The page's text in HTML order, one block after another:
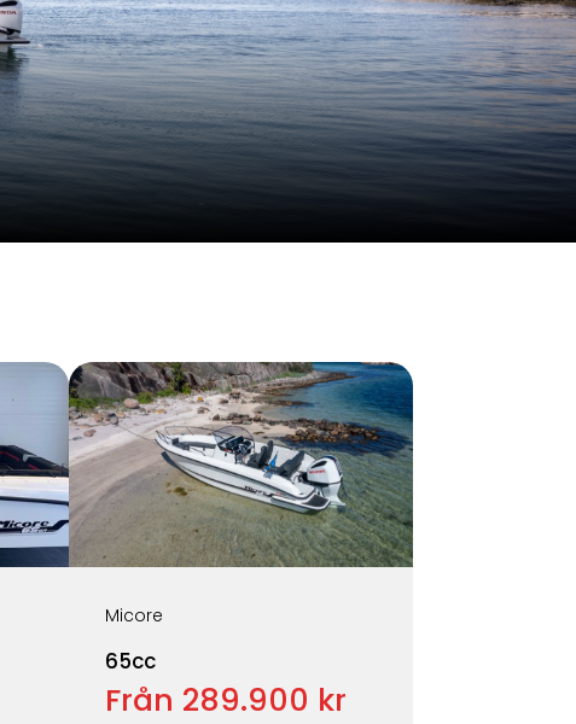
Micore
65cc
Från 289.900 kr